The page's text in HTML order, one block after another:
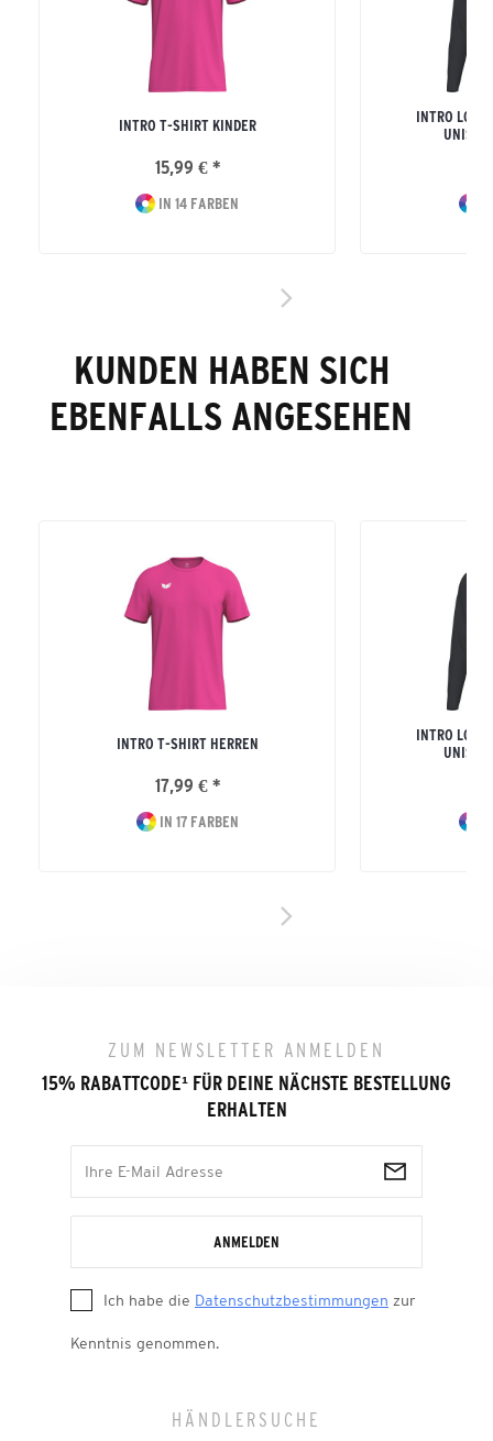
INTRO T-SHIRT KINDER
15,99 € *
IN 14 FARBEN
INTRO
UNISEX
KUNDEN HABEN SICH
EBENFALLS ANGESEHEN
INTRO T-SHIRT HERREN
17,99 € *
IN 17 FARBEN
INTRO
UNISEX
ZUM NEWSLETTER ANMELDEN
15% RABATTCODE¹ FÜR DEINE NÄCHSTE BESTELLUNG
ERHALTEN
ANMELDEN
Ich habe die Datenschutzbestimmungen zur
Kenntnis genommen.
HÄNDLERSUCHE